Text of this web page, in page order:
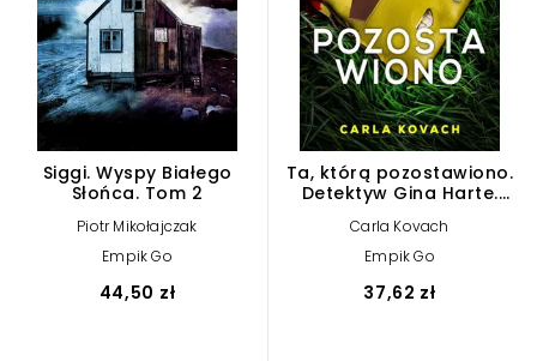
Siggi. Wyspy Białego
Słońca. Tom 2
Piotr Mikołajczak
Empik Go
44,50 zł
Ta, którą pozostawiono.
Detektyw Gina Harte.
Carla Kovach
Empik Go
37,62 zł